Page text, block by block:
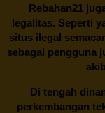
Rebahan21
legalitas. Seperti
situs ilegal
sebagai pengguna
Di tengah
perkembangan